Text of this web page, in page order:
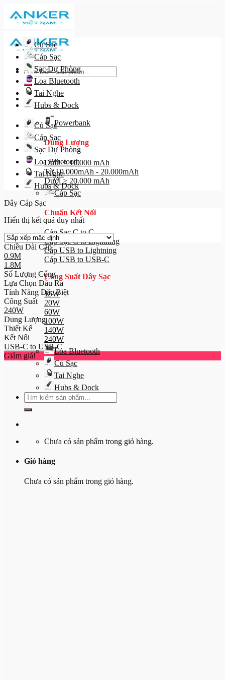
content
Tìm
kiếm:
Danh mục
Powerbank
Dung Lượng
Dưới ≤ 10.000 mAh
Từ 10.000mAh - 20.000mAh
Dưới ≥ 20.000 mAh
Cáp Sạc
Chuẩn Kết Nối
Cáp Sạc C to C
Cáp Sạc C to Lightning
Cáp USB to Lightning
Cáp USB to USB-C
Công Suất Dây Sạc
15W
20W
60W
100W
140W
240W
Loa Bluetooth
Củ Sạc
Tai Nghe
Hubs & Dock
Tìm
kiếm:
Chưa có sản phẩm trong giỏ hàng.
Giỏ hàng
Chưa có sản phẩm trong giỏ hàng.
Củ Sạc
Cáp Sạc
Sạc Dự Phòng
Loa Bluetooth
Tai Nghe
Hubs & Dock
Củ Sạc
Cáp Sạc
Sạc Dự Phòng
Loa Bluetooth
Tai Nghe
Hubs & Dock
Dây Cáp Sạc
Hiển thị kết quả duy nhất
Chiều Dài Cáp
0.9M
1.8M
Số Lượng Cổng
Lựa Chọn Đầu Ra
Tính Năng Đặc Biệt
Công Suất
240W
Dung Lượng
Thiết Kế
Kết Nối
USB-C to USB-C
Giảm giá!